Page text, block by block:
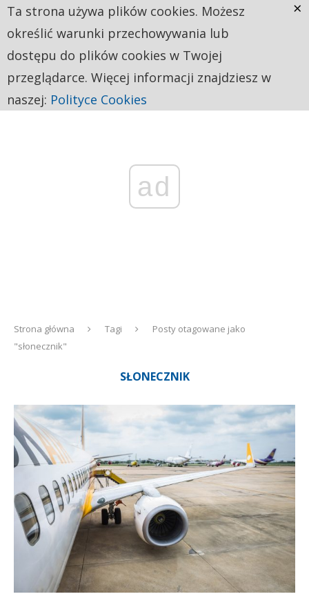
ad
Strona główna Tagi
Posty otagowane jako
"słonecznik"
SŁONECZNIK
Ta strona używa plików cookies. Możesz
określić warunki przechowywania lub
dostępu do plików cookies w Twojej
przeglądarce. Więcej informacji znajdziesz w
naszej: Polityce Cookies
×